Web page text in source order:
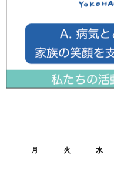
月 火 水